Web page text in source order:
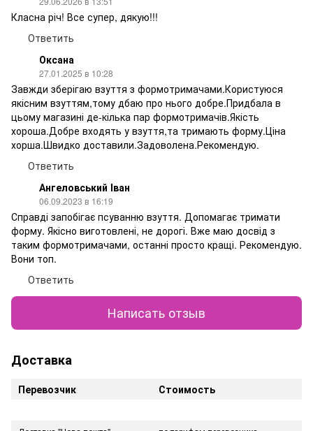
Класна річ! Все супер, дякую!!!
Ответить
Оксана
27.01.2025 в 10:28
Завжди зберігаю взуття з формотримачами.Користуюся
якісним взуттям,тому дбаю про нього добре.Придбала в
цьому магазині де-кілька пар формотримачів.Якість
хороша.Добре входять у взуття,та тримають форму.Ціна
хорша.Швидко доставили.Задоволена.Рекомендую.
Ответить
Ангеловський Іван
06.09.2023 в 16:19
Справді запобігає псуванню взуття. Допомагає тримати
форму. Якісно виготовлені, не дорогі. Вже маю досвід з
таким формотримачами, останні просто кращі. Рекомендую.
Вони топ.
Ответить
Написать отзыв
Доставка
Перевозчик Стоимость